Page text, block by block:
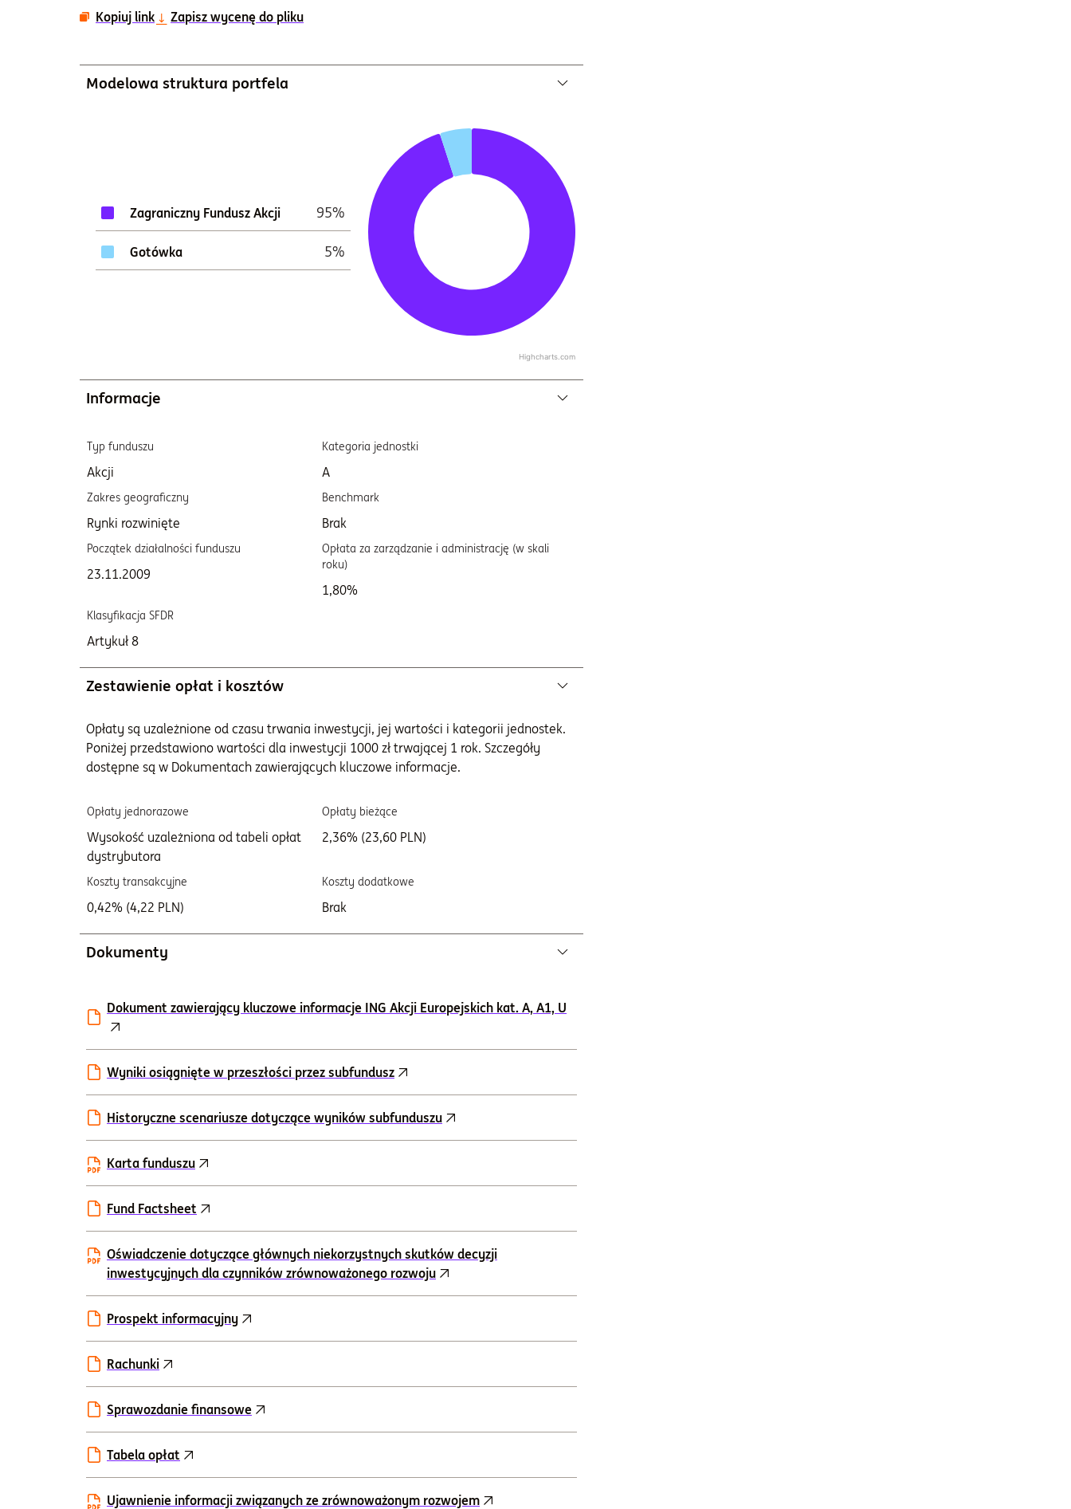
Kopiuj link Zapisz wycenę do pliku
Modelowa struktura portfela
Highcharts.com
Zagraniczny Fundusz Akcji 95%
Gotówka 5%
Informacje
Typ funduszu
Akcji
Kategoria jednostki
A
Zakres geograficzny
Rynki rozwinięte
Benchmark
Brak
Początek działalności funduszu
23.11.2009
Opłata za zarządzanie i administrację (w skali
roku)
1,80%
Klasyfikacja SFDR
Artykuł 8
Zestawienie opłat i kosztów
Opłaty są uzależnione od czasu trwania inwestycji, jej wartości i kategorii jednostek.
Poniżej przedstawiono wartości dla inwestycji 1000 zł trwającej 1 rok. Szczegóły
dostępne są w Dokumentach zawierających kluczowe informacje.
Opłaty jednorazowe
Wysokość uzależniona od tabeli opłat
dystrybutora
Opłaty bieżące
2,36% (23,60 PLN)
Koszty transakcyjne
0,42% (4,22 PLN)
Koszty dodatkowe
Brak
Dokumenty
Dokument zawierający kluczowe informacje ING Akcji Europejskich kat. A, A1, U
Wyniki osiągnięte w przeszłości przez subfundusz
Historyczne scenariusze dotyczące wyników subfunduszu
Karta funduszu
Fund Factsheet
Oświadczenie dotyczące głównych niekorzystnych skutków decyzji
inwestycyjnych dla czynników zrównoważonego rozwoju
Prospekt informacyjny
Rachunki
Sprawozdanie finansowe
Tabela opłat
Ujawnienie informacji związanych ze zrównoważonym rozwojem